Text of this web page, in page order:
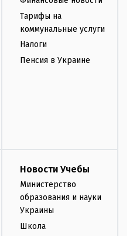
Тарифы на
коммунальные услуги
Налоги
Пенсия в Украине
Новости Учебы
Министерство
образования и науки
Украины
Школа